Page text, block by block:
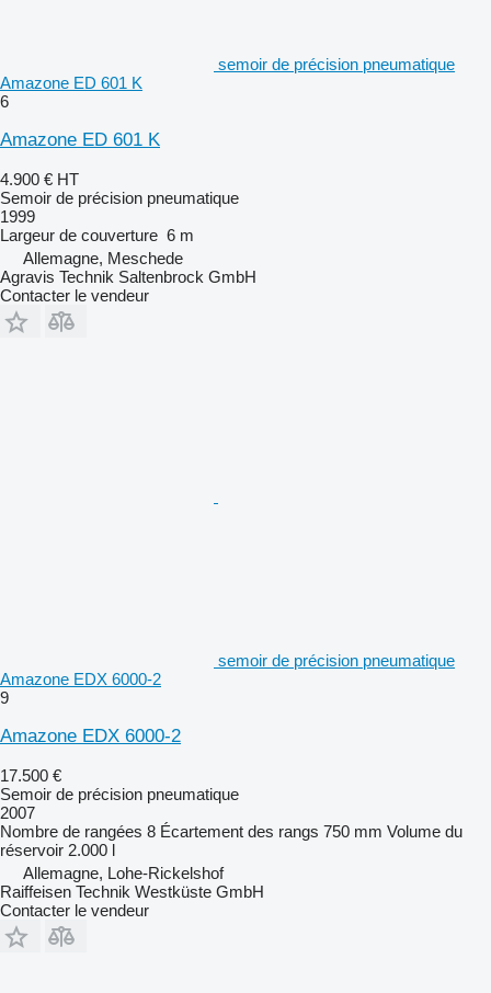
semoir de précision pneumatique
Amazone ED 601 K
6
Amazone ED 601 K
4.900 € HT
Semoir de précision pneumatique
1999
Largeur de couverture 6 m
Allemagne, Meschede
Agravis Technik Saltenbrock GmbH
Contacter le vendeur
semoir de précision pneumatique
Amazone EDX 6000-2
9
Amazone EDX 6000-2
17.500 €
Semoir de précision pneumatique
2007
Nombre de rangées 8 Écartement des rangs 750 mm Volume du
réservoir 2.000 l
Allemagne, Lohe-Rickelshof
Raiffeisen Technik Westküste GmbH
Contacter le vendeur